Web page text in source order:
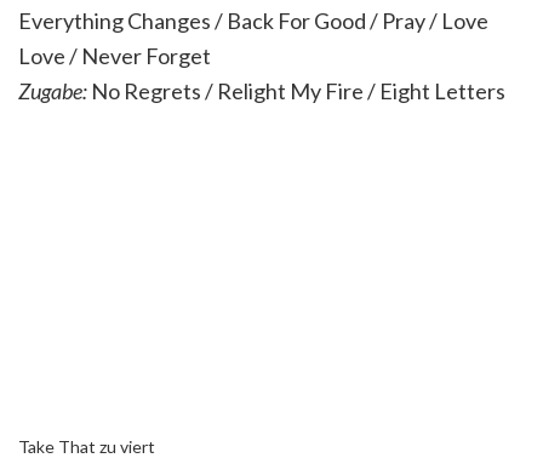
Everything Changes / Back For Good / Pray / Love
Love / Never Forget
Zugabe: No Regrets / Relight My Fire / Eight Letters
Take That zu viert